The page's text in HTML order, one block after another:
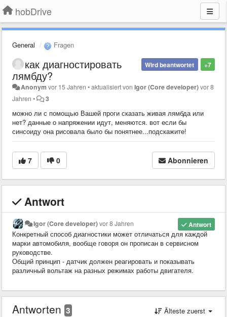
hobDrive
General Fragen
+7
Wird beantwortet
как диагностировать
лямбду?
Anonym vor 15 Jahren •aktualisiert vonIgor (Core developer)vor 8
Jahren • 3
можно ли с помощью Вашей проги сказать живая лямбда или
нет? данные о напряжении идут, меняются. вот если бы
синсоиду она рисовала было бы понятнее...подскажите!
7 0 Abonnieren
Antwort
Antwort
Igor (Core developer)vor 8 Jahren
Конкретный способ диагностики может отличаться для каждой
марки автомобиля, вообще говоря он прописан в сервисном
руководстве.
Общий принцип - датчик должен реагировать и показывать
различный вольтаж на разных режимах работы двигателя.
Antworten 3 Älteste zuerst